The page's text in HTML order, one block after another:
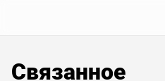
Связанное